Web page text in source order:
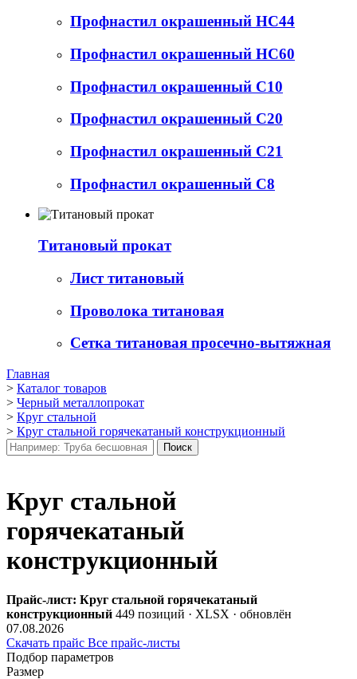
Профнастил окрашенный НС44
Профнастил окрашенный НС60
Профнастил окрашенный С10
Профнастил окрашенный С20
Профнастил окрашенный С21
Профнастил окрашенный С8
Титановый прокат
Лист титановый
Проволока титановая
Сетка титановая просечно-вытяжная
Главная
> Каталог товаров
> Черный металлопрокат
> Круг стальной
> Круг стальной горячекатаный конструкционный
Круг стальной
горячекатаный
конструкционный
Прайс-лист: Круг стальной горячекатаный
конструкционный 449 позиций · XLSX · обновлён
07.08.2026
Скачать прайс Все прайс-листы
Подбор параметров
Размер